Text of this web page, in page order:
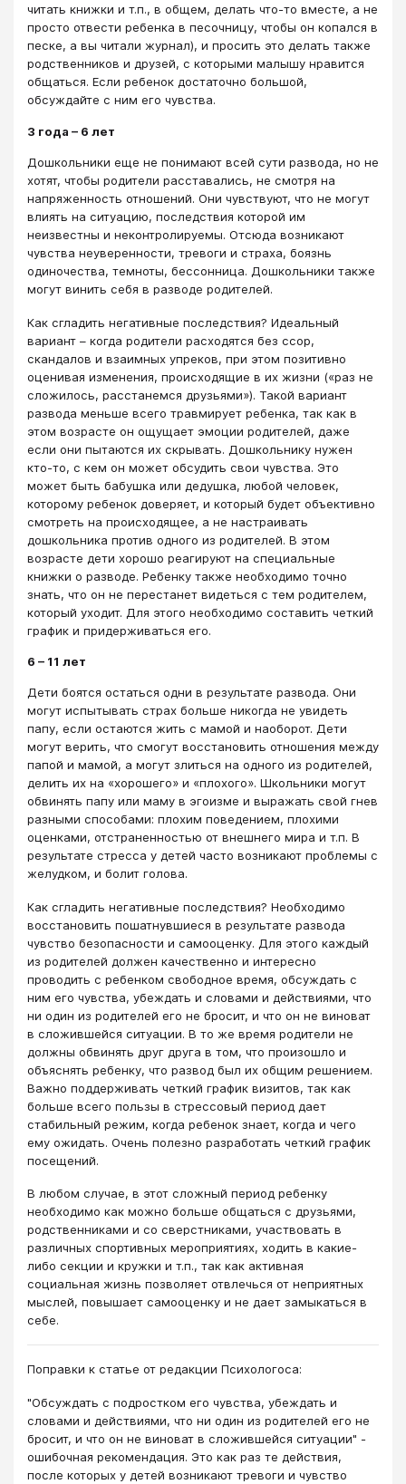
читать книжки и т.п., в общем, делать что-то вместе, а не
просто отвести ребенка в песочницу, чтобы он копался в
песке, а вы читали журнал), и просить это делать также
родственников и друзей, с которыми малышу нравится
общаться. Если ребенок достаточно большой,
обсуждайте с ним его чувства.
3 года – 6 лет
Дошкольники еще не понимают всей сути развода, но не
хотят, чтобы родители расставались, не смотря на
напряженность отношений. Они чувствуют, что не могут
влиять на ситуацию, последствия которой им
неизвестны и неконтролируемы. Отсюда возникают
чувства неуверенности, тревоги и страха, боязнь
одиночества, темноты, бессонница. Дошкольники также
могут винить себя в разводе родителей.
Как сгладить негативные последствия? Идеальный
вариант – когда родители расходятся без ссор,
скандалов и взаимных упреков, при этом позитивно
оценивая изменения, происходящие в их жизни («раз не
сложилось, расстанемся друзьями»). Такой вариант
развода меньше всего травмирует ребенка, так как в
этом возрасте он ощущает эмоции родителей, даже
если они пытаются их скрывать. Дошкольнику нужен
кто-то, с кем он может обсудить свои чувства. Это
может быть бабушка или дедушка, любой человек,
которому ребенок доверяет, и который будет объективно
смотреть на происходящее, а не настраивать
дошкольника против одного из родителей. В этом
возрасте дети хорошо реагируют на специальные
книжки о разводе. Ребенку также необходимо точно
знать, что он не перестанет видеться с тем родителем,
который уходит. Для этого необходимо составить четкий
график и придерживаться его.
6 – 11 лет
Дети боятся остаться одни в результате развода. Они
могут испытывать страх больше никогда не увидеть
папу, если остаются жить с мамой и наоборот. Дети
могут верить, что смогут восстановить отношения между
папой и мамой, а могут злиться на одного из родителей,
делить их на «хорошего» и «плохого». Школьники могут
обвинять папу или маму в эгоизме и выражать свой гнев
разными способами: плохим поведением, плохими
оценками, отстраненностью от внешнего мира и т.п. В
результате стресса у детей часто возникают проблемы с
желудком, и болит голова.
Как сгладить негативные последствия? Необходимо
восстановить пошатнувшиеся в результате развода
чувство безопасности и самооценку. Для этого каждый
из родителей должен качественно и интересно
проводить с ребенком свободное время, обсуждать с
ним его чувства, убеждать и словами и действиями, что
ни один из родителей его не бросит, и что он не виноват
в сложившейся ситуации. В то же время родители не
должны обвинять друг друга в том, что произошло и
объяснять ребенку, что развод был их общим решением.
Важно поддерживать четкий график визитов, так как
больше всего пользы в стрессовый период дает
стабильный режим, когда ребенок знает, когда и чего
ему ожидать. Очень полезно разработать четкий график
посещений.
В любом случае, в этот сложный период ребенку
необходимо как можно больше общаться с друзьями,
родственниками и со сверстниками, участвовать в
различных спортивных мероприятиях, ходить в какие-
либо секции и кружки и т.п., так как активная
социальная жизнь позволяет отвлечься от неприятных
мыслей, повышает самооценку и не дает замыкаться в
себе.
Поправки к статье от редакции Психологоса:
"Обсуждать с подростком его чувства, убеждать и
словами и действиями, что ни один из родителей его не
бросит, и что он не виноват в сложившейся ситуации" -
ошибочная рекомендация. Это как раз те действия,
после которых у детей возникают тревоги и чувство